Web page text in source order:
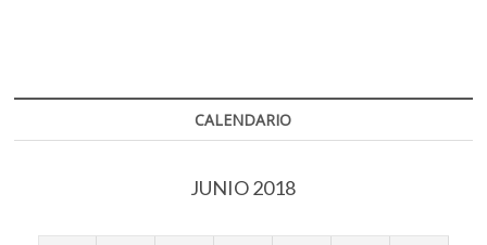
CALENDARIO
JUNIO 2018